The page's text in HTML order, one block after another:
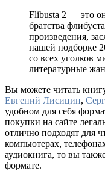
Flibusta 2 — это
братства флибуста
произведения,
нашей подборке
со всех уголков
литературные
Вы можете читать
Евгений Лисицин,
удобном для себя
покупки на сайте
отлично подходят для
компьютерах,
аудиокнига, то вы
формате.